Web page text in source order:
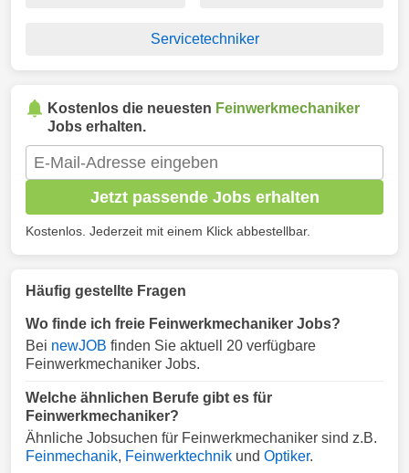
Servicetechniker
Kostenlos die neuesten Feinwerkmechaniker
Jobs erhalten.
Jetzt passende Jobs erhalten
Kostenlos. Jederzeit mit einem Klick abbestellbar.
Häufig gestellte Fragen
Wo finde ich freie Feinwerkmechaniker Jobs?
Bei newJOB finden Sie aktuell 20 verfügbare
Feinwerkmechaniker Jobs.
Welche ähnlichen Berufe gibt es für
Feinwerkmechaniker?
Ähnliche Jobsuchen für Feinwerkmechaniker sind z.B.
Feinmechanik, Feinwerktechnik und Optiker.